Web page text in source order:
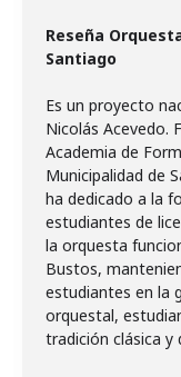
Reseña
Santiago
Es un proyecto
Nicolás Acevedo.
Academia de
Municipalidad de
ha dedicado a la
estudiantes de
la orquesta
Bustos,
estudiantes en la
orquestal,
tradición clásica y